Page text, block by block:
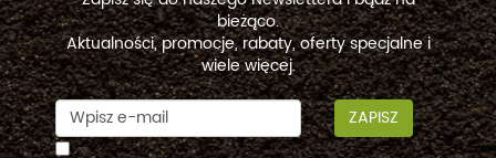
bieżąco.
Aktualności, promocje, rabaty, oferty specjalne i
wiele więcej.
ZAPISZ